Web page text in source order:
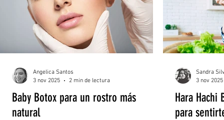
Baby Botox para un rostro más
natural
Angelica Santos
3 nov 2025
2 min de lectura
Hara Hachi
para
Sandra
3 nov 2025